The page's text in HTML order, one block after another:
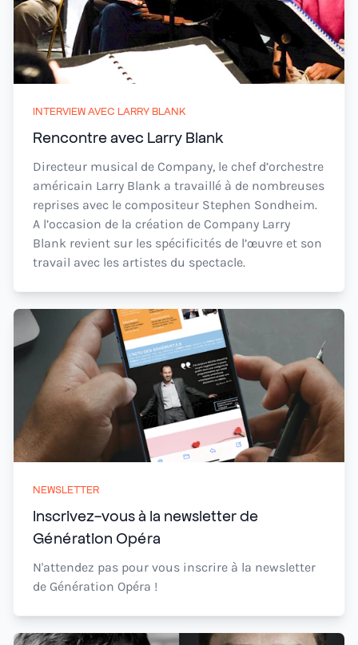
INTERVIEW AVEC LARRY BLANK
Rencontre avec Larry Blank
Directeur musical de Company, le chef d’orchestre
américain Larry Blank a travaillé à de nombreuses
reprises avec le compositeur Stephen Sondheim.
A l’occasion de la création de Company Larry
Blank revient sur les spécificités de l’œuvre et son
travail avec les artistes du spectacle.
NEWSLETTER
Inscrivez-vous à la newsletter de
Génération Opéra
N'attendez pas pour vous inscrire à la newsletter
de Génération Opéra !